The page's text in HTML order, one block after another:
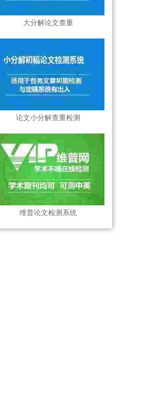
大分解论文查重
论文小分解查重检测
维普论文检测系统